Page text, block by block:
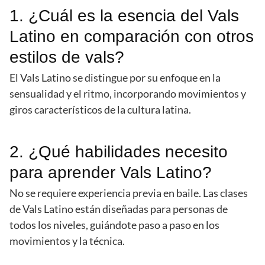
1. ¿Cuál es la esencia del Vals
Latino en comparación con otros
estilos de vals?
El Vals Latino se distingue por su enfoque en la
sensualidad y el ritmo, incorporando movimientos y
giros característicos de la cultura latina.
2. ¿Qué habilidades necesito
para aprender Vals Latino?
No se requiere experiencia previa en baile. Las clases
de Vals Latino están diseñadas para personas de
todos los niveles, guiándote paso a paso en los
movimientos y la técnica.